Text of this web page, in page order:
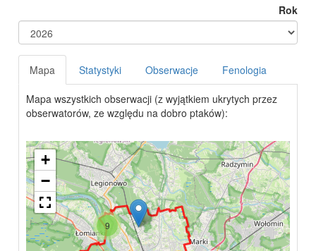
Rok
Mapa Statystyki Obserwacje Fenologia
Mapa wszystkich obserwacji (z wyjątkiem ukrytych przez
obserwatorów, ze względu na dobro ptaków):
9
+
−